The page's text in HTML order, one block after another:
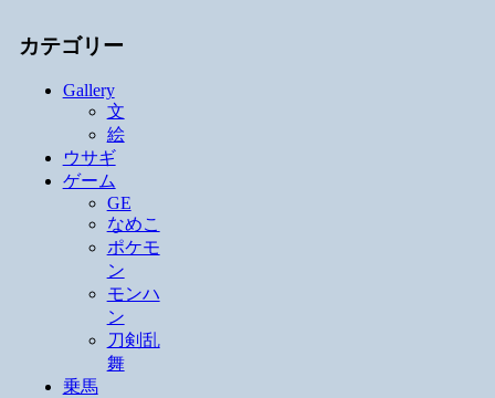
カテゴリー
Gallery
文
絵
ウサギ
ゲーム
GE
なめこ
ポケモ
ン
モンハ
ン
刀剣乱
舞
乗馬